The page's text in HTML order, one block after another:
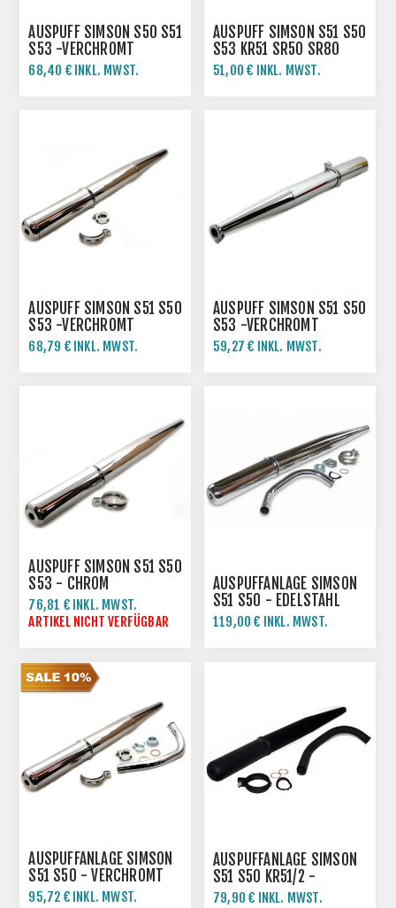
AUSPUFF SIMSON S50 S51
S53 -VERCHROMT
68,40 € INKL. MWST.
AUSPUFF SIMSON S51 S50
S53 KR51 SR50 SR80
SR4-2 - VERCHROMT
51,00 € INKL. MWST.
AUSPUFF SIMSON S51 S50
S53 -VERCHROMT
68,79 € INKL. MWST.
AUSPUFF SIMSON S51 S50
S53 -VERCHROMT
59,27 € INKL. MWST.
AUSPUFF SIMSON S51 S50
S53 - CHROM
76,81 € INKL. MWST.
ARTIKEL NICHT VERFÜGBAR
AUSPUFFANLAGE SIMSON
S51 S50 - EDELSTAHL
POLIERT
119,00 € INKL. MWST.
AUSPUFFANLAGE SIMSON
S51 S50 - VERCHROMT
95,72 € INKL. MWST.
AUSPUFFANLAGE SIMSON
S51 S50 KR51/2 -
SCHWARZ PPB
79,90 € INKL. MWST.